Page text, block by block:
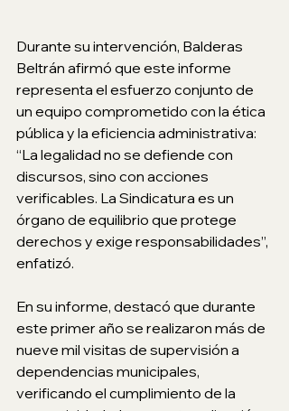
Durante su intervención, Balderas
Beltrán afirmó que este informe
representa el esfuerzo conjunto de
un equipo comprometido con la ética
pública y la eficiencia administrativa:
“La legalidad no se defiende con
discursos, sino con acciones
verificables. La Sindicatura es un
órgano de equilibrio que protege
derechos y exige responsabilidades”,
enfatizó.
En su informe, destacó que durante
este primer año se realizaron más de
nueve mil visitas de supervisión a
dependencias municipales,
verificando el cumplimiento de la